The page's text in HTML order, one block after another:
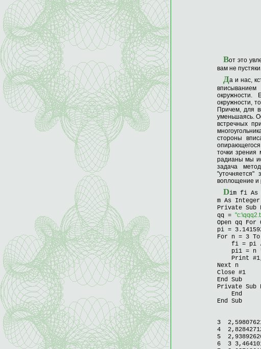
Вот это
вам не
Да и нас,
вписыванием
окружности.
окружности,
Причем, для
уменьшаясь.
встречных
стороны
точки зрения
радианы мы
задача
воплощение и
Dim fi As
m As Integer
Private Sub
qq =
Open qq For
pi =
For n = 3
fi = pi /
pi1 = n *
Print #1,
Next n
Close #1
End Sub
Private Sub
End
End Sub
3
4
5
6 3